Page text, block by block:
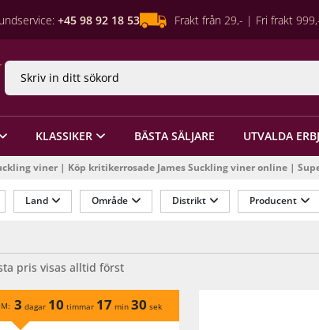
+45 98 92 18 53 Frakt från 29,- | Fri frakt
KLASSIKER BÄSTA SÄLJARE UTVALDA
viner | Köp kritikerrosade James Suckling viner online |
Land Område Distrikt Producent
Innehåll
pris visas alltid först
3 dagar 10 timmar 17 min 30 sek